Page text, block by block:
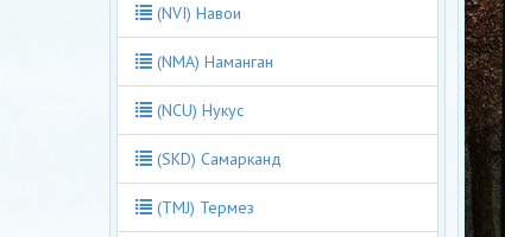
(NVI) Навои
(NMA) Наманган
(NCU) Нукус
(SKD) Самарканд
(TMJ) Термез